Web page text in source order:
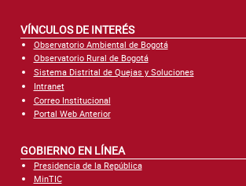
VÍNCULOS DE INTERÉS
Observatorio Ambiental de Bogotá
Observatorio Rural de Bogotá
Sistema Distrital de Quejas y Soluciones
Intranet
Correo Institucional
Portal Web Anterior
GOBIERNO EN LÍNEA
Presidencia de la República
MinTIC